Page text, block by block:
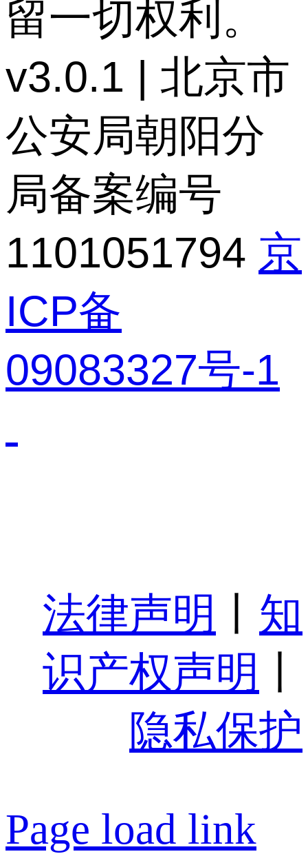
留一切权利。
v3.0.1 | 北京市
公安局朝阳分
局备案编号
1101051794 京
ICP备
09083327号-1
法律声明
知
识产权声明
隐私保护
Page load link